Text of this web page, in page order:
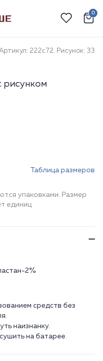
0
222с72. Рисунок: 33
рисунком
Таблица размеров
упаковками. Размер
единиц
2%
средств без
наизнанку.
на батарее.